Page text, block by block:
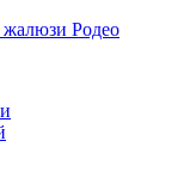
жалюзи Родео